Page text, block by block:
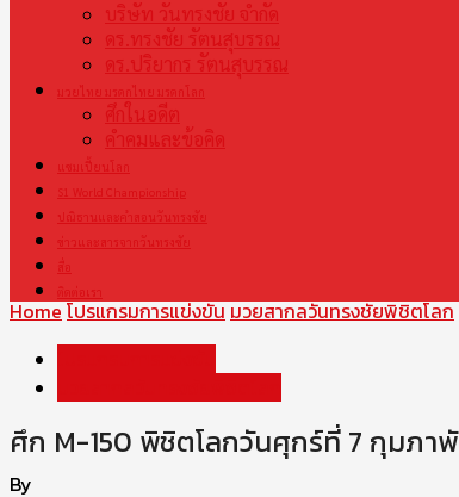
บริษัท วันทรงชัย จำกัด
ดร.ทรงชัย รัตนสุบรรณ
ดร.ปริยากร รัตนสุบรรณ
มวยไทย มรดกไทย มรดกโลก
ศึกในอดีต
คำคมและข้อคิด
แชมเปี้ยนโลก
S1 World Championship
ปณิธานและคำสอนวันทรงชัย
ข่าวและสารจากวันทรงชัย
สื่อ
ติดต่อเรา
Homeโปรแกรมการแข่งขันมวยสากลวันทรงชัยพิชิตโลก
ศึก M-150 พิชิตโลกวันศุกร์ที่ 7 กุมภา
By